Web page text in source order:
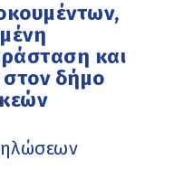
και
στον δήμο